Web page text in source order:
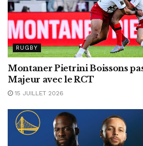
RUGBY
Montaner Pietrini Boissons
Majeur avec le RCT
15 JUILLET 2026